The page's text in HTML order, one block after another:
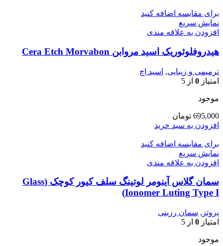
برای مقایسه اضافه کنید
نمایش سریع
افزودن به علاقه مندی
هیدروفلوئوریک اسید مروابن Cera Etch Morvabon
ترمیمی و زیبایی, اسید اچ
امتیاز 0 از 5
موجود
695,000 تومان
افزودن به سبد خرید
برای مقایسه اضافه کنید
نمایش سریع
افزودن به علاقه مندی
سمان گلاس آینومر لوتینگ سلف کیور کوچک (Glass
Ionomer Luting Type I)
پروتز , سمان رزینی
امتیاز 0 از 5
موجود